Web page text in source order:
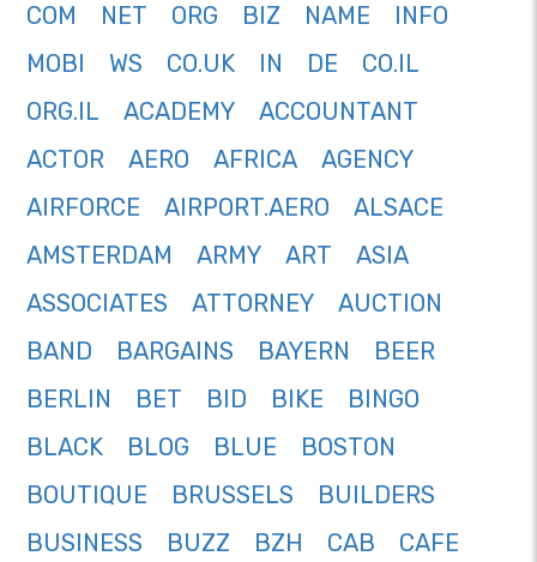
COM NET ORG BIZ NAME
INFO
MOBI
WS CO.UK IN DE
CO.IL
ORG.IL
ACADEMY
ACCOUNTANT
ACTOR
AERO AFRICA
AGENCY
AIRFORCE
AIRPORT.AERO
ALSACE
AMSTERDAM
ARMY ART
ASIA
ASSOCIATES
ATTORNEY
AUCTION
BAND
BARGAINS BAYERN
BEER
BERLIN
BET BID BIKE
BINGO
BLACK
BLOG BLUE
BOSTON
BOUTIQUE
BRUSSELS
BUILDERS
BUSINESS
BUZZ BZH CAB
CAFE